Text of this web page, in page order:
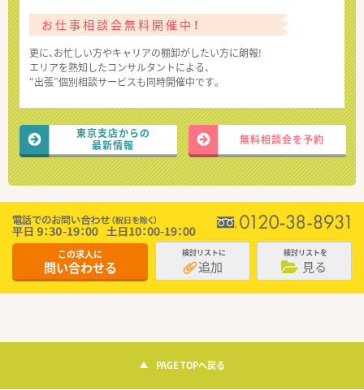
お仕事相談会無料開催中！
更に、お忙しい方やキャリアの棚卸がしたい方に朗報!
エリアを熟知したコンサルタントによる、
“出張”個別相談サービスも同時開催中です。
東京支店からの
最新情報
無料相談会を予約
この求人に
問い合わせる
検討リストに
追加
検討リストを
見る
PAGE TOPへ戻る